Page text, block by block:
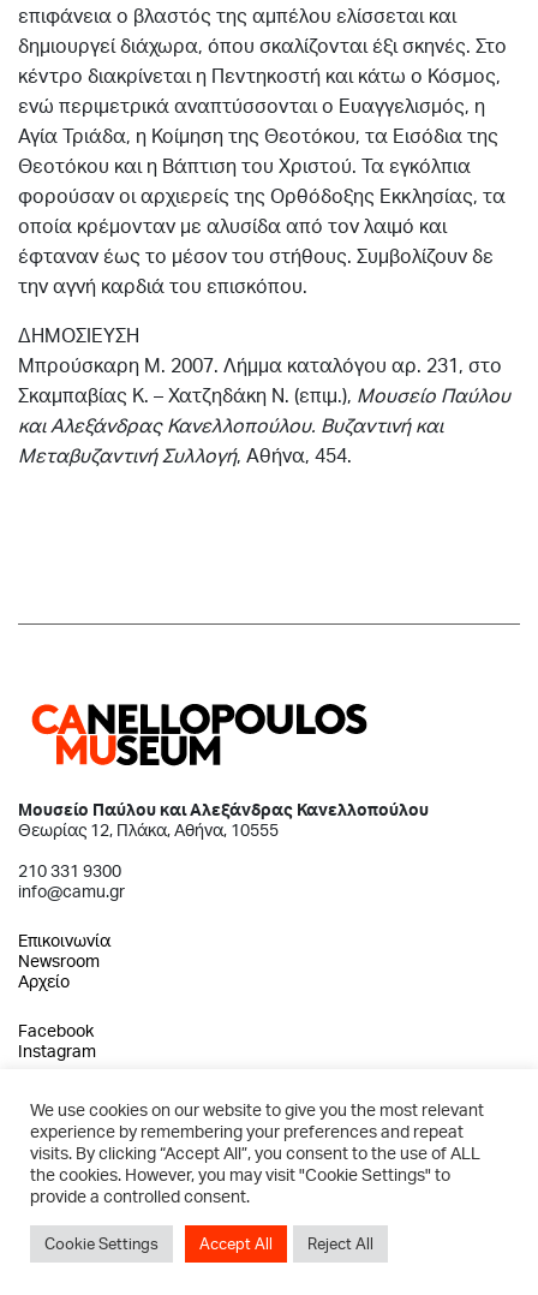
επιφάνεια ο βλαστός της αμπέλου ελίσσεται και
δημιουργεί διάχωρα, όπου σκαλίζονται έξι σκηνές. Στο
κέντρο διακρίνεται η Πεντηκοστή και κάτω ο Κόσμος,
ενώ περιμετρικά αναπτύσσονται ο Ευαγγελισμός, η
Αγία Τριάδα, η Κοίμηση της Θεοτόκου, τα Εισόδια της
Θεοτόκου και η Βάπτιση του Χριστού. Τα εγκόλπια
φορούσαν οι αρχιερείς της Ορθόδοξης Εκκλησίας, τα
οποία κρέμονταν με αλυσίδα από τον λαιμό και
έφταναν έως το μέσον του στήθους. Συμβολίζουν δε
την αγνή καρδιά του επισκόπου.
ΔΗΜΟΣΙΕΥΣΗ
Μπρούσκαρη Μ. 2007. Λήμμα καταλόγου αρ. 231, στο
Σκαμπαβίας Κ. – Χατζηδάκη Ν. (επιμ.), Μουσείο Παύλου
και Αλεξάνδρας Κανελλοπούλου. Βυζαντινή και
Μεταβυζαντινή Συλλογή, Αθήνα, 454.
Μουσείο Παύλου και Αλεξάνδρας Κανελλοπούλου
Θεωρίας 12, Πλάκα, Αθήνα, 10555
210 331 9300
info@camu.gr
Επικοινωνία
Newsroom
Αρχείο
Facebook
Instagram
2026 © Μουσείο Παύλου και Αλεξάνδρας Κανελλοπούλου
Πολιτική Απορρήτου
Όροι Χρήσης
Created by Schema
We use cookies on our website to give you the most relevant
experience by remembering your preferences and repeat
visits. By clicking “Accept All”, you consent to the use of ALL
the cookies. However, you may visit "Cookie Settings" to
provide a controlled consent.
Cookie Settings Accept All Reject All